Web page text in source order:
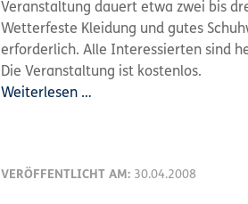
Veranstaltung dauert etwa zwei bis
Wetterfeste Kleidung und gutes
erforderlich. Alle Interessierten sind
Die Veranstaltung ist kostenlos.
Weiterlesen …
VERÖFFENTLICHT AM: 30.04.2008